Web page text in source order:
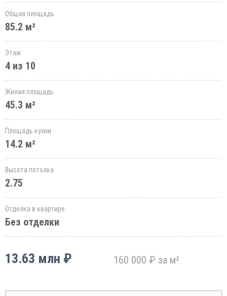
Общая площадь
85.2 м²
Этаж
4 из 10
Жилая площадь
45.3 м²
Площадь кухни
14.2 м²
Высота потолка
2.75
Отделка в квартире
Без отделки
13.63 млн ₽ 160 000 ₽ за м²